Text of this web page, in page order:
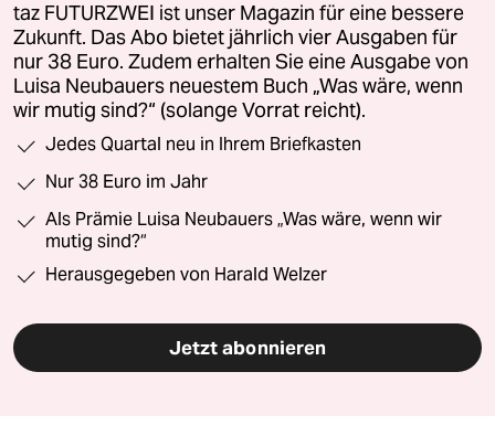
taz FUTURZWEI ist unser Magazin für eine bessere
Zukunft. Das Abo bietet jährlich vier Ausgaben für
nur 38 Euro. Zudem erhalten Sie eine Ausgabe von
Luisa Neubauers neuestem Buch „Was wäre, wenn
wir mutig sind?“ (solange Vorrat reicht).
Jedes Quartal neu in Ihrem Briefkasten
Nur 38 Euro im Jahr
Als Prämie Luisa Neubauers „Was wäre, wenn wir
mutig sind?“
Herausgegeben von Harald Welzer
Jetzt abonnieren